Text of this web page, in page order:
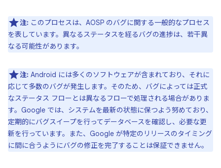
注: このプロセスは、AOSP のバグに関する一般的なプロセス
を表しています。異なるステータスを経るバグの進捗は、若干異
なる可能性があります。
注: Android には多くのソフトウェアが含まれており、それに
応じて多数のバグが発生します。そのため、バグによっては正式
なステータス フローとは異なるフローで処理される場合がありま
す。Google では、システムを最新の状態に保つよう努めており、
定期的にバグスイープを行ってデータベースを確認し、必要な更
新を行っています。また、Google が特定のリリースのタイミング
に間に合うようにバグの修正を完了することは保証できません。